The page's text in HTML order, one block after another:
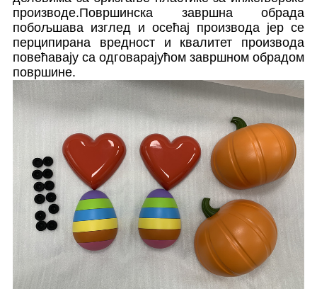
производе.Површинска завршна обрада
побољшава изглед и осећај производа јер се
перципирана вредност и квалитет производа
повећавају са одговарајућом завршном обрадом
површине.